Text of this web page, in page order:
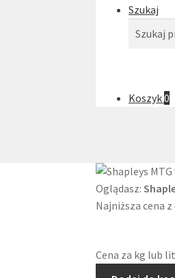
Szukaj
Koszyk0
Oglądasz:
Najniższa cena
Cena za kg lub